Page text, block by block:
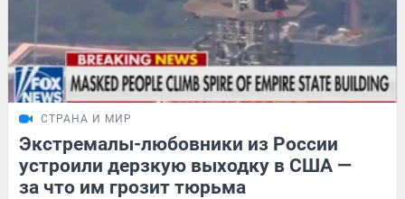
СТРАНА И МИР
Экстремалы-любовники из России
устроили дерзкую выходку в США —
за что им грозит тюрьма